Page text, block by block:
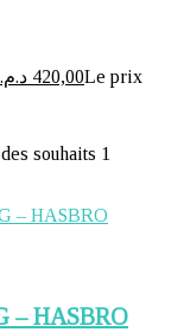
420,00 د.م.
Le prix
souhaits 1
– HASBRO